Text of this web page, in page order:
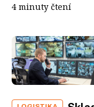
4 minuty čtení